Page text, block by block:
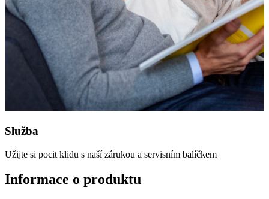
Služba
Užijte si pocit klidu s naší zárukou a servisním balíčkem
Informace o produktu